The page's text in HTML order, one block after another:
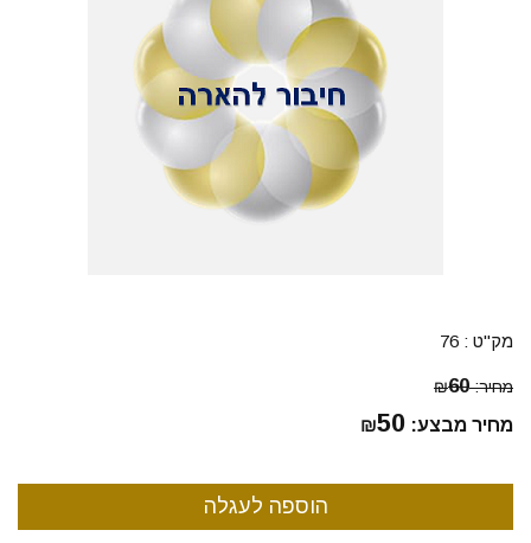
מק"ט : 76
מחיר: ₪60
מחיר מבצע: ₪50